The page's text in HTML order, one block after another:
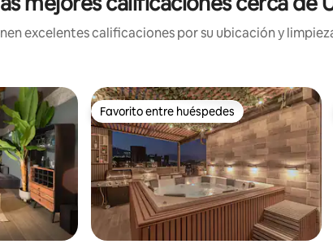
excelentes calificaciones por su ubicación y
Favorito entre huéspedes
Favorito entre huéspedes